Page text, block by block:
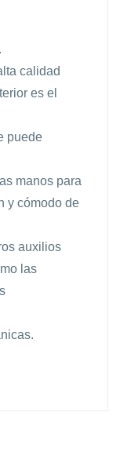
calidad
es el
puede
manos para
y cómodo de
auxilios
las